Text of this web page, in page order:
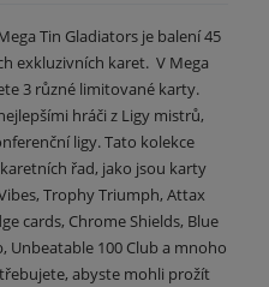
Tin Gladiators je balení 45
exkluzivních karet. V Mega
3 různé limitované karty.
hráči z Ligy mistrů,
ligy. Tato kolekce
řad, jako jsou karty
Trophy Triumph, Attax
cards, Chrome Shields, Blue
Unbeatable 100 Club a mnoho
abyste mohli prožít